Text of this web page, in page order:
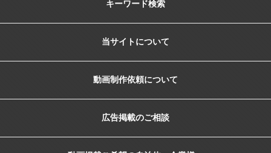
キーワード検索
当サイトについて
動画制作依頼について
広告掲載のご相談